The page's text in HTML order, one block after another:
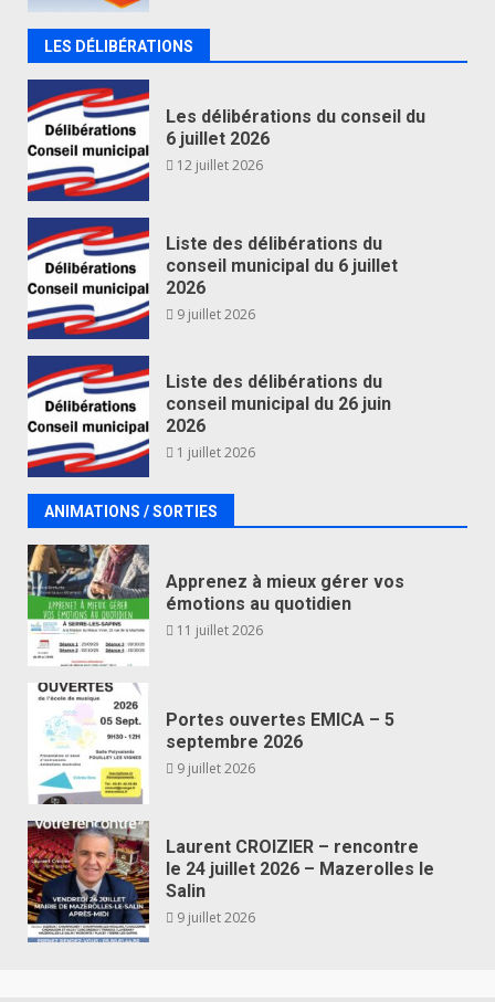
LES DÉLIBÉRATIONS
Les délibérations du conseil du
6 juillet 2026
12 juillet 2026
Liste des délibérations du
conseil municipal du 6 juillet
2026
9 juillet 2026
Liste des délibérations du
conseil municipal du 26 juin
2026
1 juillet 2026
ANIMATIONS / SORTIES
Apprenez à mieux gérer vos
émotions au quotidien
11 juillet 2026
Portes ouvertes EMICA – 5
septembre 2026
9 juillet 2026
Laurent CROIZIER – rencontre
le 24 juillet 2026 – Mazerolles le
Salin
9 juillet 2026